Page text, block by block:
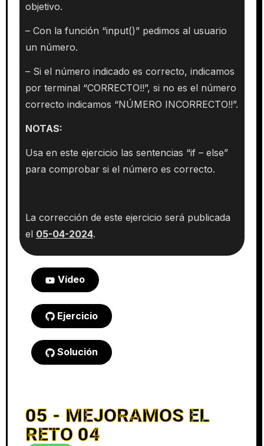
objetivo.
– Con la función “input()” pedimos al usuario
un número.
– Si el número indicado es correcto, indicamos
por terminal “CORRECTO!!”, si no es el número
correcto indicamos “NÚMERO INCORRECTO!!”.
NOTAS:
Usa en este ejercicio las sentencias “if – else”
para comprobar si el número es correcto.
La corrección de este ejercicio será publicada
el 05-04-2024.
Vídeo
Ejercicio
Solución
05 - MEJORAMOS EL
RETO 04